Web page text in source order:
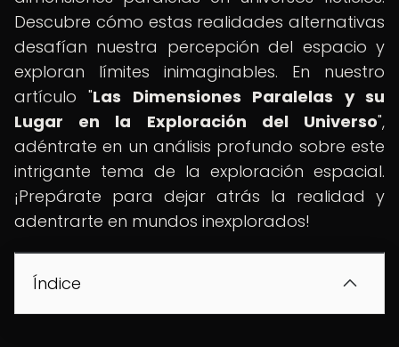
Descubre cómo estas realidades alternativas
desafían nuestra percepción del espacio y
exploran límites inimaginables. En nuestro
artículo "Las Dimensiones Paralelas y su
Lugar en la Exploración del Universo",
adéntrate en un análisis profundo sobre este
intrigante tema de la exploración espacial.
¡Prepárate para dejar atrás la realidad y
adentrarte en mundos inexplorados!
Índice